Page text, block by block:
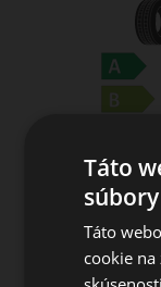
Táto
Táto
cookie na